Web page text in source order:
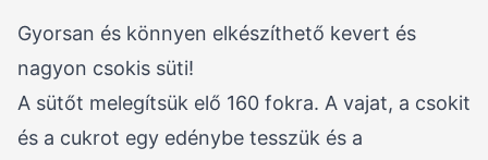
Gyorsan és könnyen elkészíthető kevert és
nagyon csokis süti!
A sütőt melegítsük elő 160 fokra. A vajat, a csokit
és a cukrot egy edénybe tesszük és a